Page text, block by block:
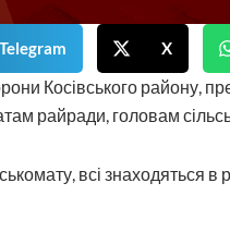
Telegram X
Косівського району,
райради, головам
всі знаходяться в